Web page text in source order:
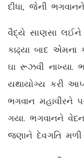
દીધા, જેની
વૈદ્યે સાણસા લઈને
કાઢ્યા બાદ
ઘા રૂઝવી નાખ્યા.
યથાયોગ્ય કરી
ભગવાન મહાવીરને
ગયા. ભગવાનને
જણાને દેવગતિ મળી